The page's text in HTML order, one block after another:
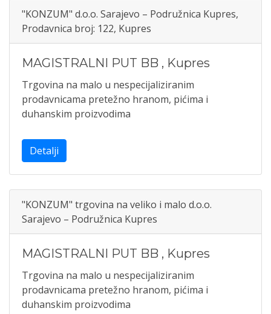
"KONZUM" d.o.o. Sarajevo – Podružnica Kupres,
Prodavnica broj: 122, Kupres
MAGISTRALNI PUT BB , Kupres
Trgovina na malo u nespecijaliziranim
prodavnicama pretežno hranom, pićima i
duhanskim proizvodima
Detalji
"KONZUM" trgovina na veliko i malo d.o.o.
Sarajevo – Podružnica Kupres
MAGISTRALNI PUT BB , Kupres
Trgovina na malo u nespecijaliziranim
prodavnicama pretežno hranom, pićima i
duhanskim proizvodima